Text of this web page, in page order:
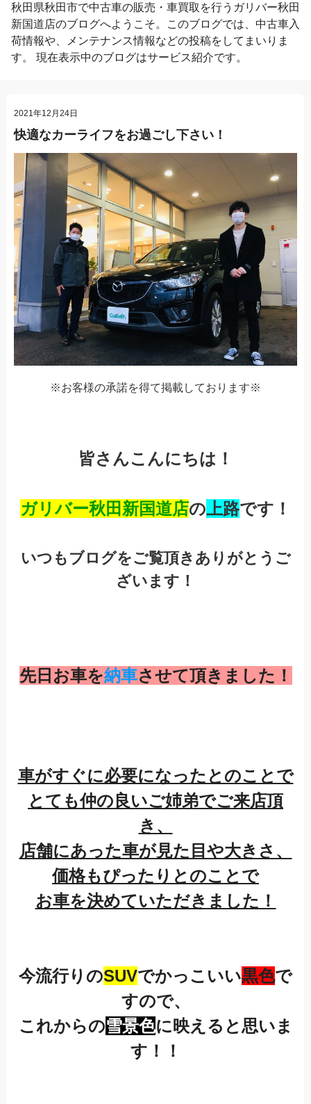
秋田県秋田市で中古車の販売・車買取を行う ガリバー秋田
新国道店のブログへようこそ。このブログでは、中古車入
荷情報や、メンテナンス情報などの投稿をしてまいりま
す。 現在表示中のブログはサービス紹介です。
2021年12月24日
快適なカーライフをお過ごし下さい！
※お客様の承諾を得て掲載しております※
皆さんこんにちは！
ガリバー秋田新国道店の上路です！
いつもブログをご覧頂きありがとうご
ざいます！
先日お車を納車させて頂きました！
車がすぐに必要になったとのことで
とても仲の良いご姉弟でご来店頂
き、
店舗にあった車が見た目や大きさ、
価格もぴったりとのことで
お車を決めていただきました！
今流行りのSUVでかっこいい黒色で
すので、
これからの雪景色に映えると思いま
す！！